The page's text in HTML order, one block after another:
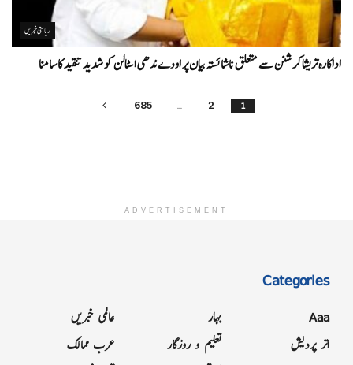
ریاستی خبریں
اداکارہ تریشا کرشنن سے متعلق ناشائستہ بیان پر اودے ندھی اسٹالن کو شدید تنقید کا سامنا
1
2
…
685
ADVERTISEMENT
Categories
Aaa
اتر پردیش
بہار
تعلیم و روزگار
عالمی خبریں
عرب ممالک